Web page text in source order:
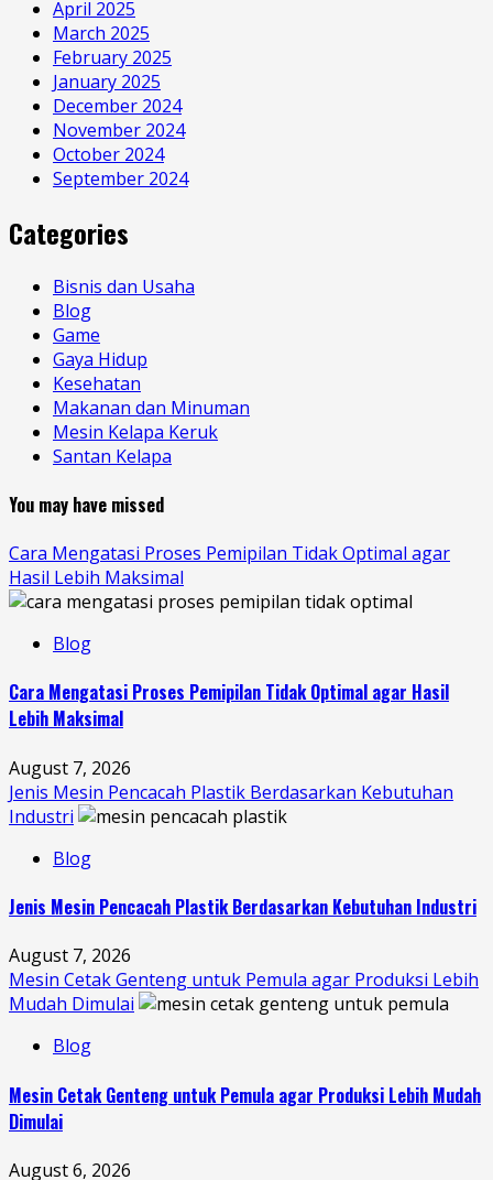
April 2025
March 2025
February 2025
January 2025
December 2024
November 2024
October 2024
September 2024
Categories
Bisnis dan Usaha
Blog
Game
Gaya Hidup
Kesehatan
Makanan dan Minuman
Mesin Kelapa Keruk
Santan Kelapa
You may have missed
Cara Mengatasi Proses Pemipilan Tidak Optimal agar
Hasil Lebih Maksimal
Blog
Cara Mengatasi Proses Pemipilan Tidak Optimal agar Hasil
Lebih Maksimal
August 7, 2026
Jenis Mesin Pencacah Plastik Berdasarkan Kebutuhan
Industri
Blog
Jenis Mesin Pencacah Plastik Berdasarkan Kebutuhan Industri
August 7, 2026
Mesin Cetak Genteng untuk Pemula agar Produksi Lebih
Mudah Dimulai
Blog
Mesin Cetak Genteng untuk Pemula agar Produksi Lebih Mudah
Dimulai
August 6, 2026